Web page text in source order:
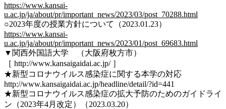
https://www.kansai-
u.ac.jp/ja/about/pr/important_news/2023/03/post_70288.html
○2023年度の授業方針について（2023.01.23）
https://www.kansai-
u.ac.jp/ja/about/pr/important_news/2023/01/post_69683.html
▼関西外国語大学 （大阪府枚方市）
［ http://www.kansaigaidai.ac.jp/ ］
★新型コロナウイルス感染症に関する本学の対応
http://www.kansaigaidai.ac.jp/headline/detail/?id=441
★新型コロナウイルス感染症の拡大予防のためのガイドライ
ン（2023年4月改定）（2023.03.20）